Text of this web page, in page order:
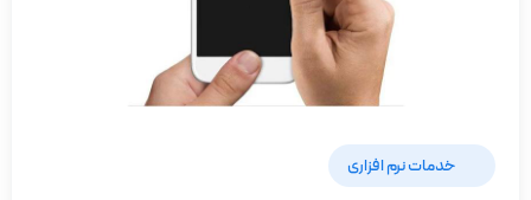
خدمات نرم افزاری